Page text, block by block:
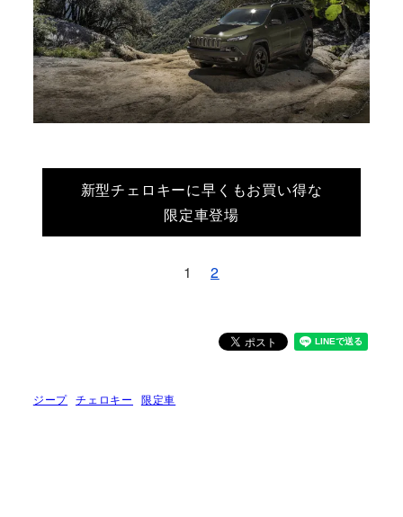
新型チェロキーに早くもお買い得な
限定車登場
1 2
ジープ チェロキー 限定車